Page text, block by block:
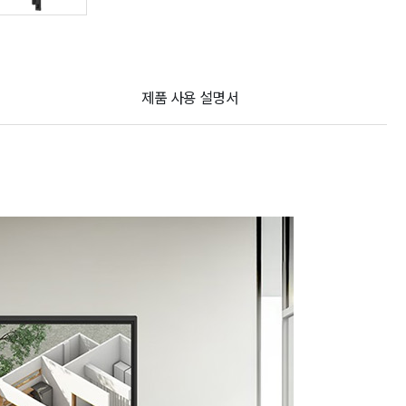
제품 사용 설명서